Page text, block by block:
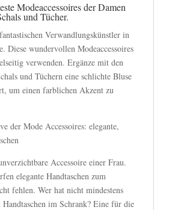
Modeaccessoires der Damen
und Tücher.
Verwandlungskünstler in
Diese wundervollen Modeaccessoires
verwenden. Ergänze mit den
und Tüchern eine schlichte Bluse
um einen farblichen Akzent zu
der Mode Accessoires: elegante,
Accessoire einer Frau.
elegante Handtaschen zum
fehlen. Wer hat nicht mindestens
im Schrank? Eine für die